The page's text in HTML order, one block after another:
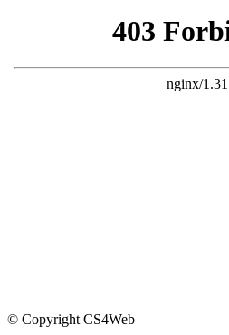
© Copyright CS4Web